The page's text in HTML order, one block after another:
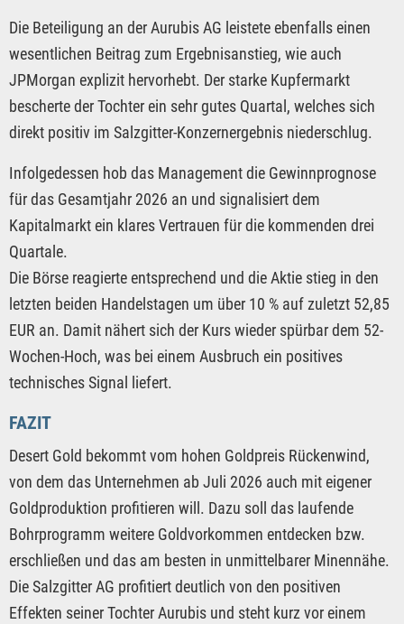
Die Beteiligung an der Aurubis AG leistete ebenfalls einen
wesentlichen Beitrag zum Ergebnisanstieg, wie auch
JPMorgan explizit hervorhebt. Der starke Kupfermarkt
bescherte der Tochter ein sehr gutes Quartal, welches sich
direkt positiv im Salzgitter-Konzernergebnis niederschlug.
Infolgedessen hob das Management die Gewinnprognose
für das Gesamtjahr 2026 an und signalisiert dem
Kapitalmarkt ein klares Vertrauen für die kommenden drei
Quartale.
Die Börse reagierte entsprechend und die Aktie stieg in den
letzten beiden Handelstagen um über 10 % auf zuletzt 52,85
EUR an. Damit nähert sich der Kurs wieder spürbar dem 52-
Wochen-Hoch, was bei einem Ausbruch ein positives
technisches Signal liefert.
FAZIT
Desert Gold bekommt vom hohen Goldpreis Rückenwind,
von dem das Unternehmen ab Juli 2026 auch mit eigener
Goldproduktion profitieren will. Dazu soll das laufende
Bohrprogramm weitere Goldvorkommen entdecken bzw.
erschließen und das am besten in unmittelbarer Minennähe.
Die Salzgitter AG profitiert deutlich von den positiven
Effekten seiner Tochter Aurubis und steht kurz vor einem